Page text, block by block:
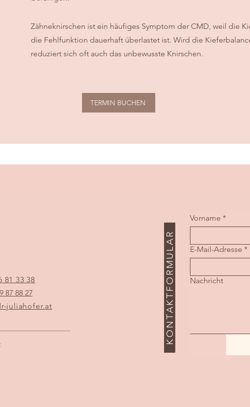
Zähneknirschen ist ein häufiges Symptom der CMD, weil die
die Fehlfunktion dauerhaft überlastet ist. Wird die
reduziert sich oft auch das unbewusste Knirschen.
TERMIN BUCHEN
81 33 38
87 88 27
juliahofer.at KONTAKTFORMULAR
Vorname *
E-Mail-Adresse *
Nachricht